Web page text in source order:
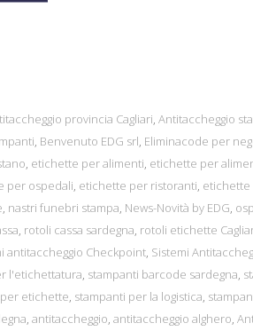
provincia Cagliari, Antitaccheggio
, Benvenuto EDG srl, Eliminacode per
, etichette per alimenti, etichette per
per ospedali, etichette per ristoranti, etichette
, nastri funebri stampa, News-Novità by EDG,
, rotoli cassa sardegna, rotoli etichette
antitaccheggio Checkpoint, Sistemi
l'etichettatura, stampanti barcode sardegna,
etichette, stampanti per la logistica,
, antitaccheggio, antitaccheggio alghero,